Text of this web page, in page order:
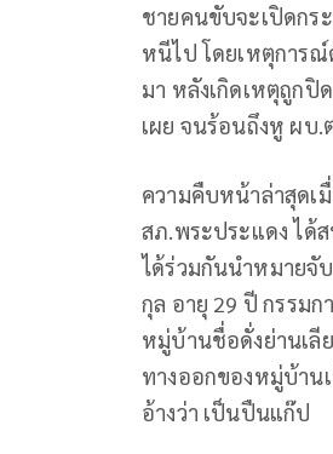
ชายคนขับจะเปิดกร
หนีไป โดยเหตุการณ์
มา หลังเกิดเหตุถูกปิ
เผย จนร้อนถึงหู ผบ.
ความคืบหน้าล่าสุดเ
สภ.พระประแดง ได้
ได้ร่วมกันนำหมายจั
กุล อายุ 29 ปี กรรม
หมู่บ้านชื่อดั่งย่านเลี
ทางออกของหมู่บ้าน
อ้างว่า เป็นปืนแก๊ป